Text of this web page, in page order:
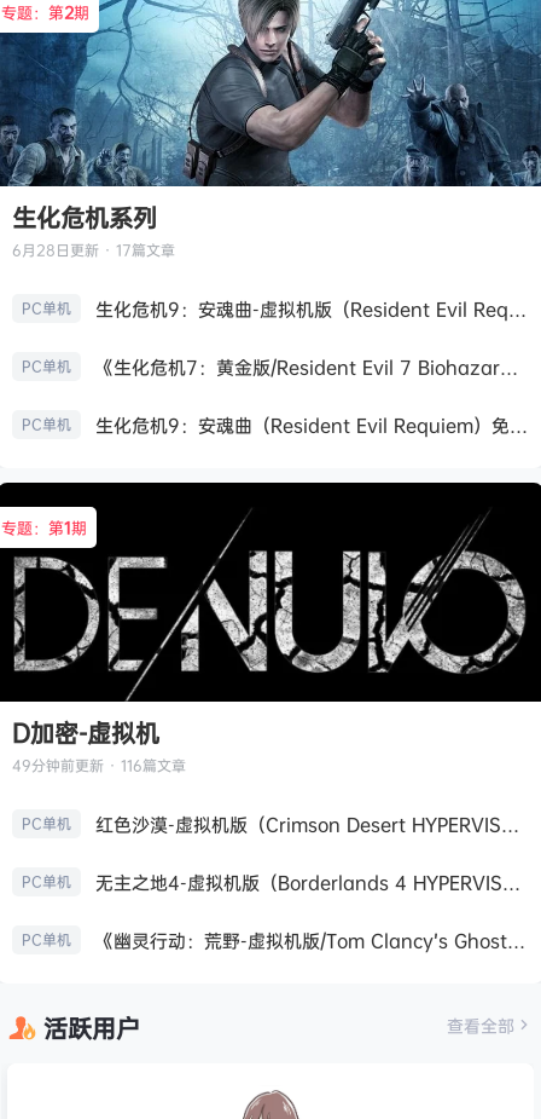
专题：第2期
生化危机系列
6月28日更新 · 17篇文章
PC单机 生化危机9：安魂曲-虚拟机版（Resident Evil Requiem HYPERVISOR）免安装中文版
PC单机 《生化危机7：黄金版/Resident Evil 7 Biohazard》免安装中文版
PC单机 生化危机9：安魂曲（Resident Evil Requiem）免安装中文版
专题：第1期
D加密-虚拟机
49分钟前更新 · 116篇文章
PC单机 红色沙漠-虚拟机版（Crimson Desert HYPERVISOR）免安装中文版
PC单机 无主之地4-虚拟机版（Borderlands 4 HYPERVISOR）免安装中文版
PC单机 《幽灵行动：荒野-虚拟机版/Tom Clancy’s Ghost Recon Wildlands HYPERVISOR》免安装中文版
活跃用户 查看全部